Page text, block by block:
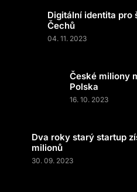
Digitální identita pro
Čechů
04. 11. 2023
České miliony
Polska
16. 10. 2023
Dva roky starý startup
milionů
30. 09. 2023